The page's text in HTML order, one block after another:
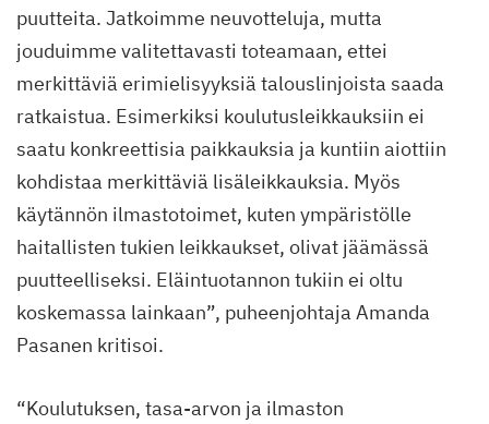
puutteita. Jatkoimme neuvotteluja, mutta
jouduimme valitettavasti toteamaan, ettei
merkittäviä erimielisyyksiä talouslinjoista saada
ratkaistua. Esimerkiksi koulutusleikkauksiin ei
saatu konkreettisia paikkauksia ja kuntiin aiottiin
kohdistaa merkittäviä lisäleikkauksia. Myös
käytännön ilmastotoimet, kuten ympäristölle
haitallisten tukien leikkaukset, olivat jäämässä
puutteelliseksi. Eläintuotannon tukiin ei oltu
koskemassa lainkaan”, puheenjohtaja Amanda
Pasanen kritisoi.
“Koulutuksen, tasa-arvon ja ilmaston